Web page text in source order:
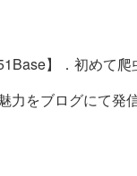
】．初めて
をブログにて発